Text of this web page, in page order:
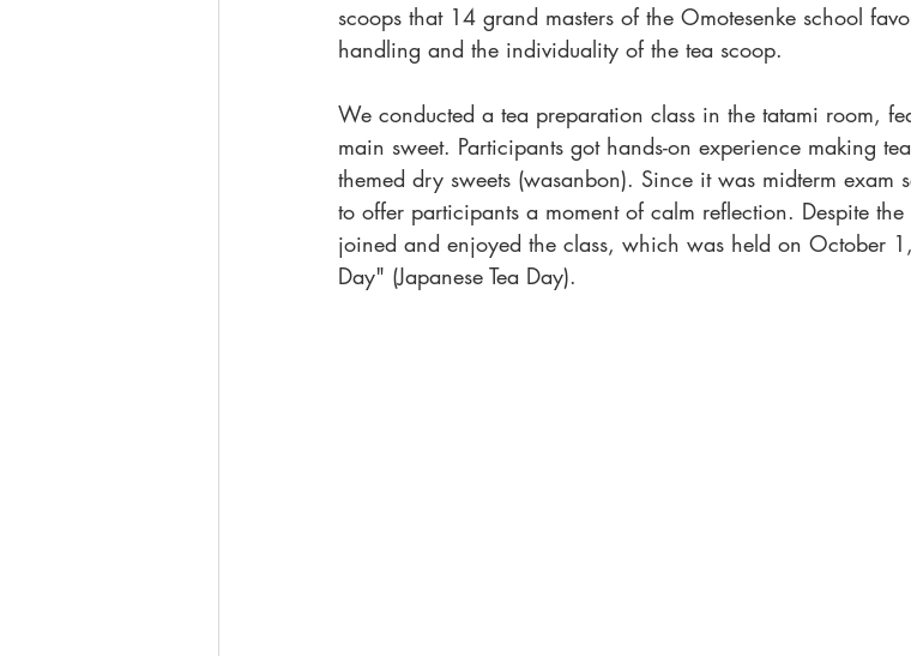
scoops that 14 grand masters of the Omotesenke school
handling and the individuality of the tea scoop.
We conducted a tea preparation class in the tatami room,
main sweet. Participants got hands-on experience making
themed dry sweets (wasanbon). Since it was midterm exam
to offer participants a moment of calm reflection. Despite
joined and enjoyed the class, which was held on October
Day" (Japanese Tea Day).